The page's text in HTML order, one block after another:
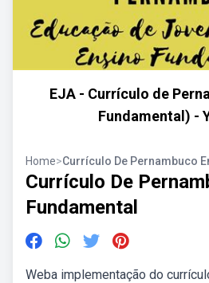
EJA - Currículo de
Fundamental) -
Home>Currículo De Pernambuco
Currículo De
Fundamental
Weba implementação do